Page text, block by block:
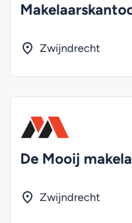
Zwijndrecht
De Mooij
Zwijndrecht